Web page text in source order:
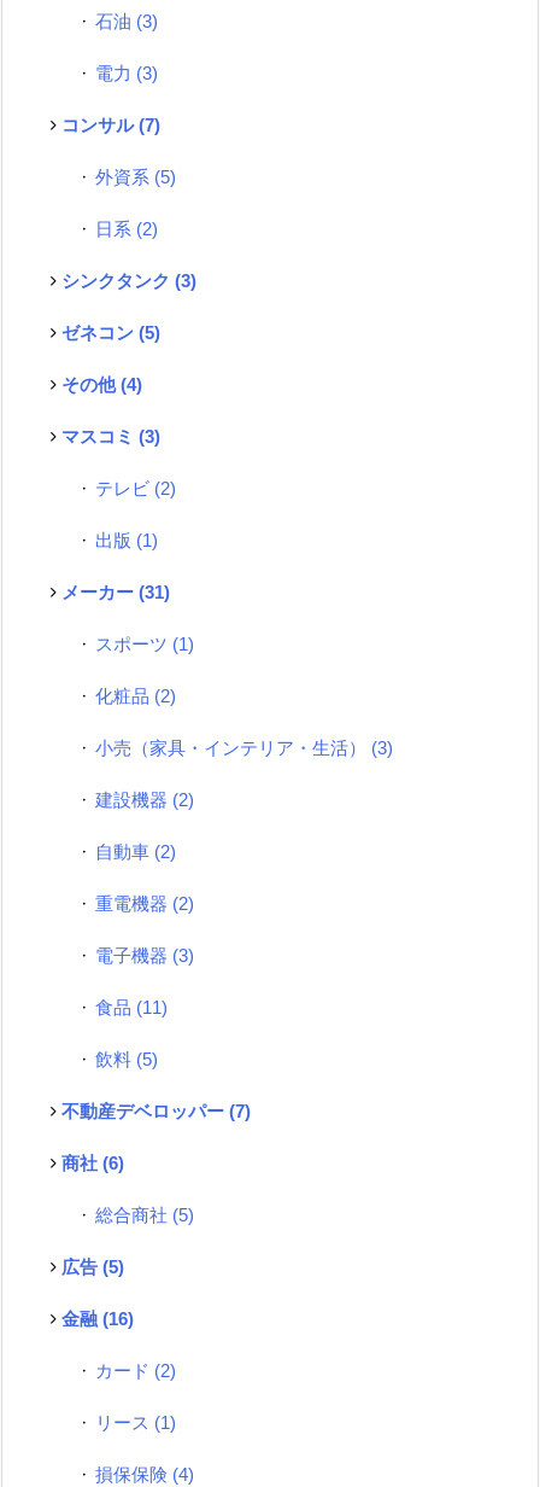
石油 (3)
電力 (3)
コンサル(7)
外資系 (5)
日系 (2)
シンクタンク (3)
ゼネコン (5)
その他(4)
マスコミ (3)
テレビ (2)
出版 (1)
メーカー (31)
スポーツ (1)
化粧品 (2)
小売（家具・インテリア・生活） (3)
建設機器 (2)
自動車 (2)
重電機器 (2)
電子機器 (3)
食品 (11)
飲料 (5)
不動産デベロッパー (7)
商社 (6)
総合商社 (5)
広告 (5)
金融 (16)
カード (2)
リース (1)
損保保険 (4)